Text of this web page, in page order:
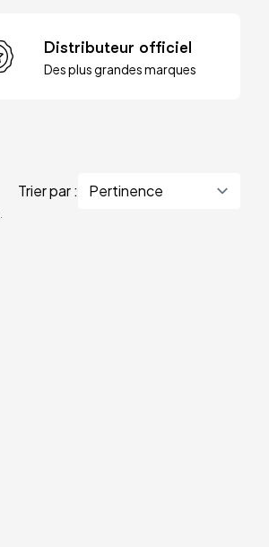
Distributeur officiel
Des plus grandes marques
Trier par :